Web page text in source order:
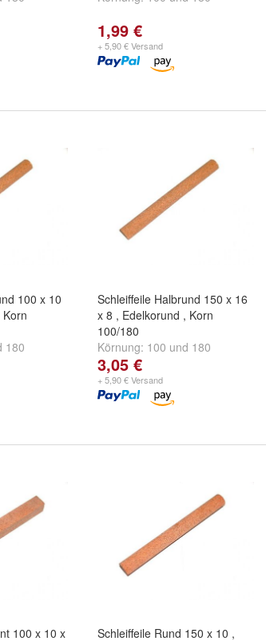
1,99 €
+ 5,90 € Versand
100 x 10
180
Schleiffeile Halbrund 150 x 16
x 8 , Edelkorund , Korn
100/180
Körnung: 100 und 180
3,05 €
+ 5,90 € Versand
100 x 10 x Schleiffeile Rund 150 x 10 ,